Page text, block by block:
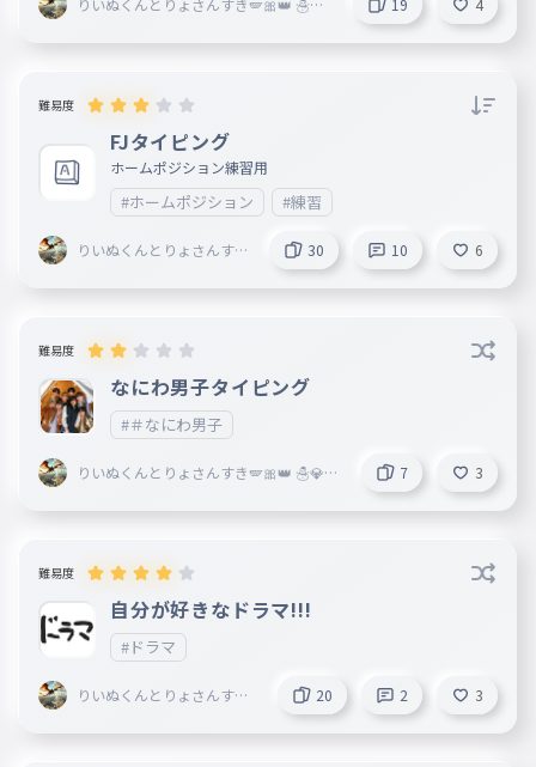
028 fjfjfjfjfjfjfjfjfjfjfjfjfjfjfjfjfjfjfjfjfjfjfjfjfj
28
あああああ
fjfjfjfjfjfjfjfjfjfjfjfjfjfjfjfjfjfjfjfjfjfjfjfjfjfj
ぎる人
♥🐱 ＠暇す
ぎる人
作成者 2025年07月10日
来年受験生・・
これ楽しすぎ！
19 4
難易度
FJタイピング
ホームポジション練習用
#ホームポジション #練習
りいぬくんとりょさんすき
30 10 6
難易度
なにわ男子タイピング
#＃なにわ男子
りいぬくんとりょさんすき🪽🎀👑 ☃💎
7 3
難易度
自分が好きなドラマ!!!
#ドラマ
りいぬくんとりょさんすき
20 2 3